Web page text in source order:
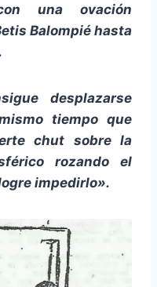
una ovación
Balompié hasta
desplazarse
tiempo que
chut sobre la
rozando el
impedirlo».